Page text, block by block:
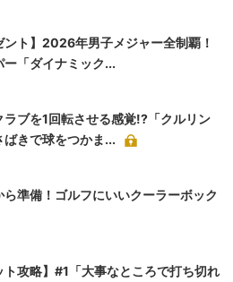
ント】2026年男子メジャー全制覇！
ー「ダイナミック...
ラブを1回転させる感覚!?「クルリン
きで球をつかま...
準備！ゴルフにいいクーラーボック
ト攻略】#1「大事なところで打ち切れ